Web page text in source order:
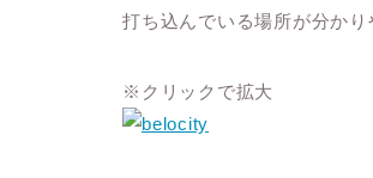
打ち込んでいる場所が分かり
※クリックで拡大